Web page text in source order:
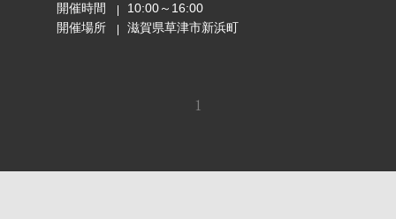
開催時間
10:00～16:00
開催場所
滋賀県草津市新浜町
1